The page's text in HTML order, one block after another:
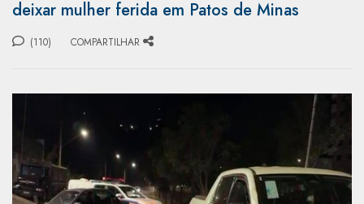
deixar mulher ferida em Patos de Minas
(110) COMPARTILHAR